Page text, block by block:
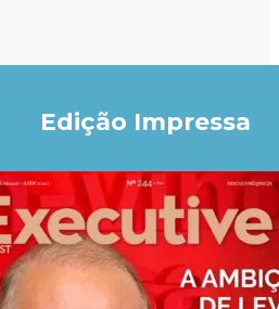
Edição Impressa